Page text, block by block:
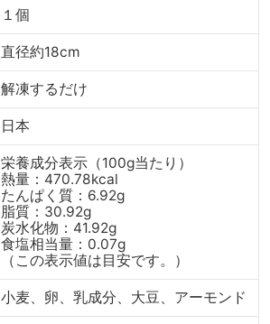
１個
直径約18cm
解凍するだけ
日本
栄養成分表示（100g当たり）
熱量：470.78kcal
たんぱく質：6.92g
脂質：30.92g
炭水化物：41.92g
食塩相当量：0.07g
（この表示値は目安です。）
小麦、卵、乳成分、大豆、アーモンド